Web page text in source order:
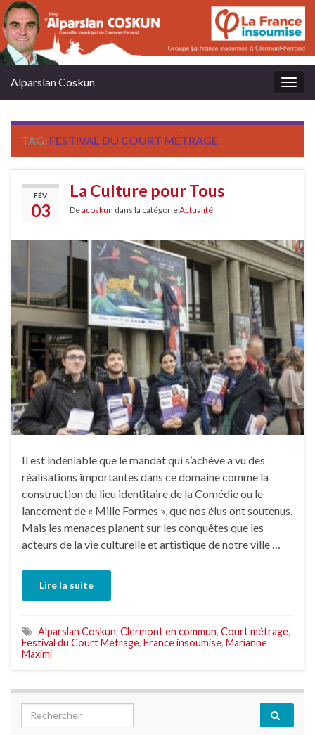
Alparslan Coskun
TAG: FESTIVAL DU COURT MÉTRAGE
FÉV
03
La Culture pour Tous
Deacoskun dans la catégorieActualité
Il est indéniable que le mandat qui s’achève a vu des
réalisations importantes dans ce domaine comme la
construction du lieu identitaire de la Comédie ou le
lancement de « Mille Formes », que nos élus ont soutenus.
Mais les menaces planent sur les conquêtes que les
acteurs de la vie culturelle et artistique de notre ville …
Lire la suite
Alparslan Coskun, Clermont en commun, Court métrage,
Festival du Court Métrage, France insoumise, Marianne
Maximi
Search for: